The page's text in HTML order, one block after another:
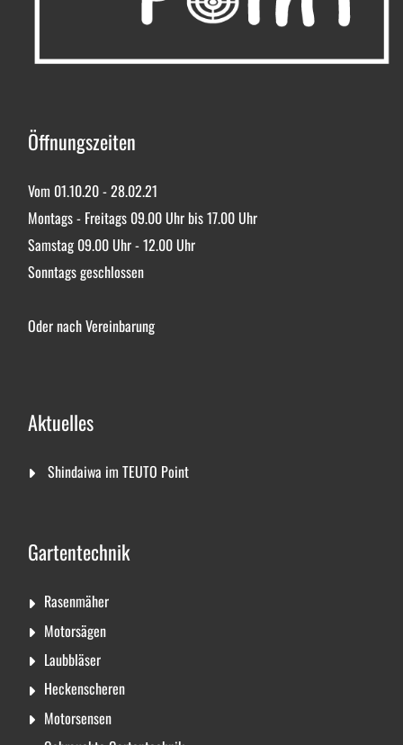
Öffnungszeiten
Vom 01.10.20 - 28.02.21
Montags - Freitags 09.00 Uhr bis 17.00 Uhr
Samstag 09.00 Uhr - 12.00 Uhr
Sonntags geschlossen
Oder nach Vereinbarung
Aktuelles
Shindaiwa im TEUTO Point
Gartentechnik
Rasenmäher
Motorsägen
Laubbläser
Heckenscheren
Motorsensen